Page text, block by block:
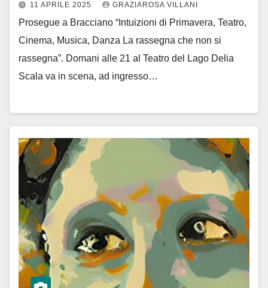
11 APRILE 2025 GRAZIAROSA VILLANI
Prosegue a Bracciano “Intuizioni di Primavera, Teatro,
Cinema, Musica, Danza La rassegna che non si
rassegna”. Domani alle 21 al Teatro del Lago Delia
Scala va in scena, ad ingresso…